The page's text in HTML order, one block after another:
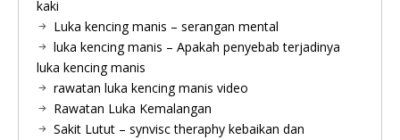
kaki
Luka kencing manis – serangan mental
luka kencing manis – Apakah penyebab terjadinya
luka kencing manis
rawatan luka kencing manis video
Rawatan Luka Kemalangan
Sakit Lutut – synvisc theraphy kebaikan dan